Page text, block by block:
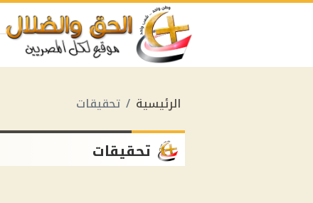
الرئيسية تحقيقات
تحقيقات